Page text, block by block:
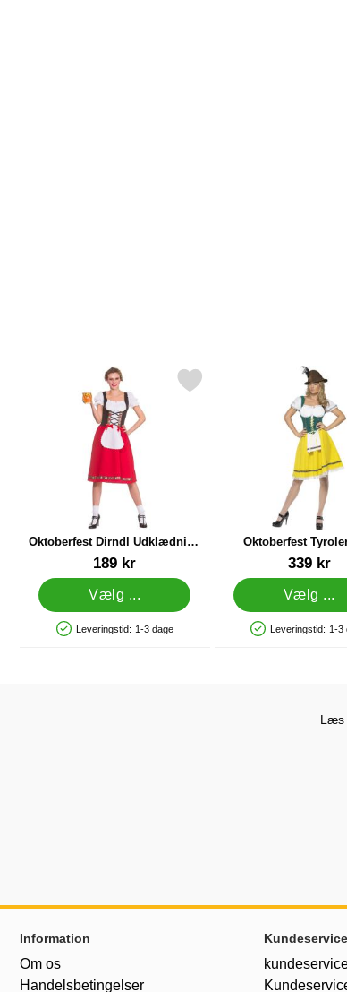
Oktoberfest Dirndl Udklædning
Kostume Large
Varenr 23842189 kr
Vælg ...
Produkttilgængelighed: På lager
Leveringstid: 1-3 dage
Markér oktoberfest Dirndl Udklædning Kostume Large som
Oktoberfest
Kostume Large
Varenr 13185339 kr
Vælg ...
Produkttilgængelighed:
Leveringstid: 1-3
Markér oktoberfest
Læs
Sidefodsinhold Blandet info og links
Information
Om os
Handelsbetingelser
Kundeservice